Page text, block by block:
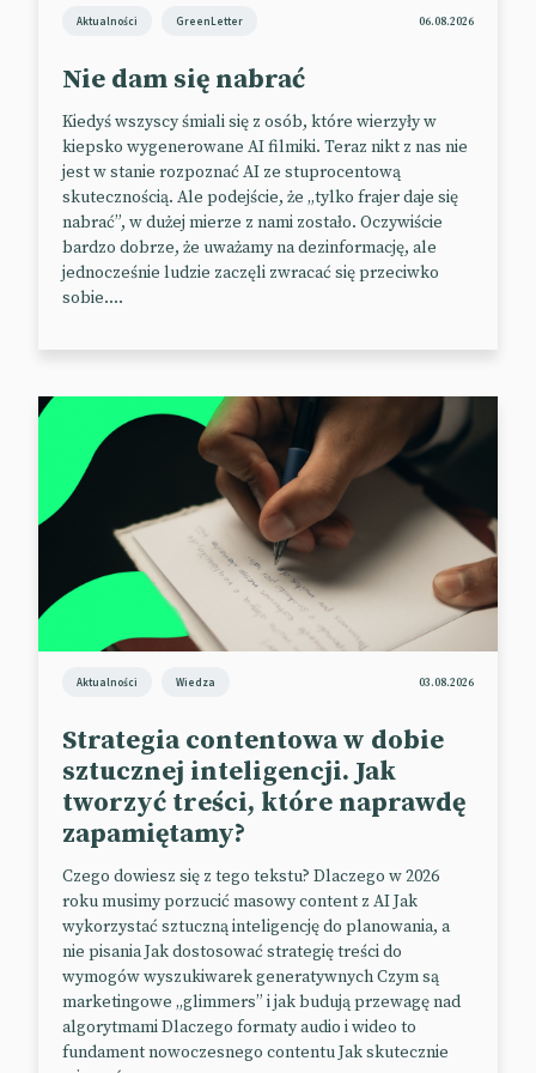
dezinformacji generowanych za pomocą AI rosła
na X (Twitterze). Autorzy badania argumentują, że
wystarczającej moderacji w mediach
społecznościowych prowadzą do kompletnej
dezinformacji. Polityka sprawdzania informacji,
którą jest dodawanie kontekstu przez użytkownika,
okazuje się niewystarczająca – deepfejki nadal się
rozprzestrzeniają. W jaki sposób taki stan mediów
społecznościowych wpłynie na debatę polityczną w
Uber z przyszłości — taksówka bez
kierowcy zawiezie Cię do pracy
Spółka Waymo, będąca własnością Alphabet,
rozpoczyna właśnie podwożenie swoich
pracowników w Austin w Teksasie bez udziału
kierowcy. Ich bezpośredni konkurent – Cruise od
wypadek z udziałem przechodnia, co wystarczyło,
tym szansę i rozpoczyna pierwsze testy w terenie, na
razie z udziałem pracowników. W przyszłości
planują udostępnić swoje „robotaxi” na wezwanie
dla szerokiej grupy klientów.
Reuters
LEGO z przekazem skierowanym do
dziewczynek
Lego kontynuuje kampanię „Play Unstoppable”, tym
Aktualności GreenLetter 06.08.2026
Nie dam się nabrać
Kiedyś wszyscy śmiali się z osób, które wierzyły w
kiepsko wygenerowane AI filmiki. Teraz nikt z nas nie
jest w stanie rozpoznać AI ze stuprocentową
skutecznością. Ale podejście, że „tylko frajer daje się
nabrać”, w dużej mierze z nami zostało. Oczywiście
bardzo dobrze, że uważamy na dezinformację, ale
jednocześnie ludzie zaczęli zwracać się przeciwko
sobie....
Aktualności Wiedza 03.08.2026
Strategia contentowa w dobie
sztucznej inteligencji. Jak
tworzyć treści, które naprawdę
zapamiętamy?
Czego dowiesz się z tego tekstu? Dlaczego w 2026
roku musimy porzucić masowy content z AI Jak
wykorzystać sztuczną inteligencję do planowania, a
nie pisania Jak dostosować strategię treści do
wymogów wyszukiwarek generatywnych Czym są
marketingowe „glimmers” i jak budują przewagę nad
algorytmami Dlaczego formaty audio i wideo to
fundament nowoczesnego contentu Jak skutecznie